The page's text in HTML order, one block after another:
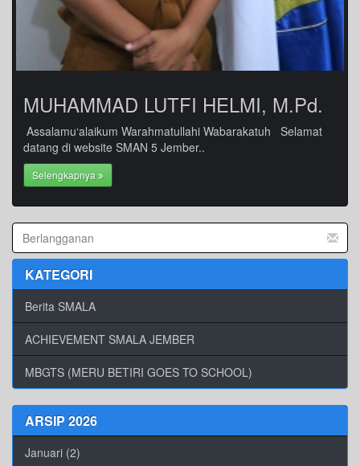
MUHAMMAD LUTFI HELMI, M.Pd.
Assalamu‘alaikum Warahmatullahi Wabarakatuh Selamat
datang di website SMAN 5 Jember..
Selengkapnya
KATEGORI
Berita SMALA
ACHIEVEMENT SMALA JEMBER
MBGTS (MERU BETIRI GOES TO SCHOOL)
ARSIP 2026
Januari (2)